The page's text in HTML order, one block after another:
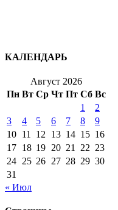
КАЛЕНДАРЬ
Август 2026
Пн Вт Ср Чт Пт Сб Вс
1
2
3
4 5 6 7 8
9
10 11 12 13 14 15 16
17 18 19 20 21 22 23
24 25 26 27 28 29 30
31
« Июл